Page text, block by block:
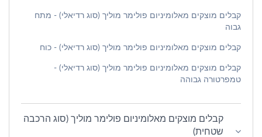
קבלים מוצקים מאלומיניום פולימר מוליך (סוג רדיאלי) - מתח
גבוה
קבלים מוצקים מאלומיניום פולימר מוליך (סוג רדיאלי) - כוח
קבלים מוצקים מאלומיניום פולימר מוליך (סוג רדיאלי) -
טמפרטורה גבוהה
קבלים מוצקים מאלומיניום פולימר מוליך (סוג הרכבה
שטחית)